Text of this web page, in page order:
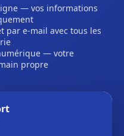
— vos informations
par e-mail avec tous les
— votre
propre